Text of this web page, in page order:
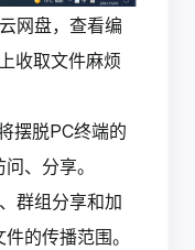
网盘，查看编
收取文件麻烦
摆脱PC终端的
、分享。
群组分享和加
的传播范围。